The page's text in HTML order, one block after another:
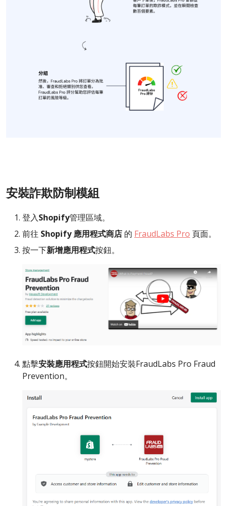
安裝詐欺防制模組
登入Shopify管理區域。
前往 Shopify 應用程式商店 的 FraudLabs Pro 頁面。
按一下新增應用程式按鈕。
點擊安裝應用程式按鈕開始安裝FraudLabs Pro Fraud
Prevention。